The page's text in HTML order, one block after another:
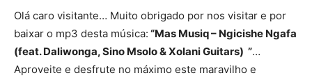
Olá caro visitante… Muito obrigado por nos visitar e por
baixar o mp3 desta música: “Mas Musiq – Ngicishe Ngafa
(feat. Daliwonga, Sino Msolo & Xolani Guitars) ”…
Aproveite e desfrute no máximo este maravilho e